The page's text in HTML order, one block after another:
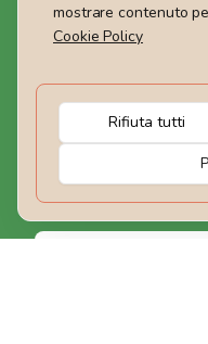
Siamo un Tour
certificate ti
rispetto per la Natura
Rimaniamo in
mostrare contenuto
Cookie Policy
Rifiuta tutti